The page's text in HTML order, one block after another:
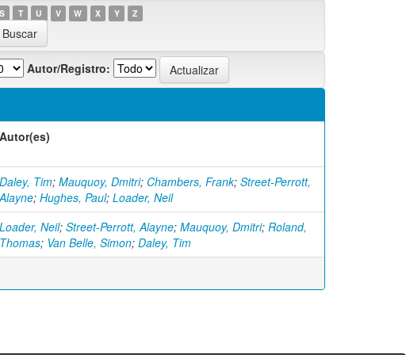
S T U V W X Y Z
Autor/Registro:
Autor(es)
Daley, Tim; Mauquoy, Dmitri; Chambers, Frank; Street-Perrott,
Alayne; Hughes, Paul; Loader, Neil
Loader, Neil; Street-Perrott, Alayne; Mauquoy, Dmitri; Roland,
Thomas; Van Belle, Simon; Daley, Tim